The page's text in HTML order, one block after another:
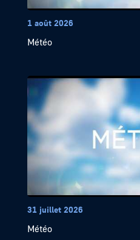
1 août 2026
Météo
31 juillet 2026
Météo